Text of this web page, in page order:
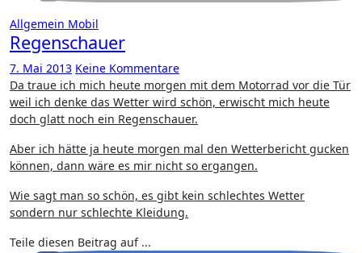
Allgemein Mobil
Regenschauer
7. Mai 2013 Keine Kommentare
Da traue ich mich heute morgen mit dem Motorrad vor die Tür
weil ich denke das Wetter wird schön, erwischt mich heute
doch glatt noch ein Regenschauer.
Aber ich hätte ja heute morgen mal den Wetterbericht gucken
können, dann wäre es mir nicht so ergangen.
Wie sagt man so schön, es gibt kein schlechtes Wetter
sondern nur schlechte Kleidung.
Teile diesen Beitrag auf ...